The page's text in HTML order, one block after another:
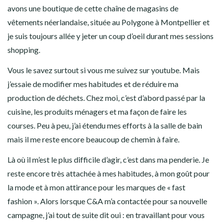
avons une boutique de cette chaîne de magasins de
vêtements néerlandaise, située au Polygone à Montpellier et
je suis toujours allée y jeter un coup d’oeil durant mes sessions
shopping.
Vous le savez surtout si vous me suivez sur youtube. Mais
j’essaie de modifier mes habitudes et de réduire ma
production de déchets. Chez moi, c’est d’abord passé par la
cuisine, les produits ménagers et ma façon de faire les
courses. Peu à peu, j’ai étendu mes efforts à la salle de bain
mais il me reste encore beaucoup de chemin à faire.
Là où il m’est le plus difficile d’agir, c’est dans ma penderie. Je
reste encore très attachée à mes habitudes, à mon goût pour
la mode et à mon attirance pour les marques de « fast
fashion ». Alors lorsque C&A m’a contactée pour sa nouvelle
campagne, j’ai tout de suite dit oui : en travaillant pour vous